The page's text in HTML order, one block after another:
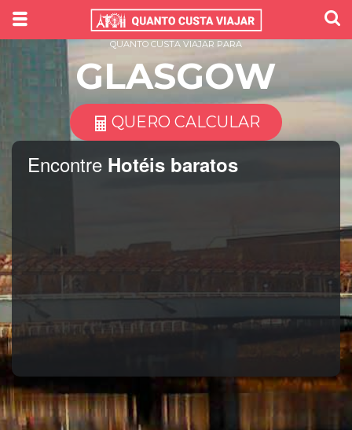
Encontre Hotéis baratos
QUANTO CUSTA VIAJAR PARA
GLASGOW
QUERO CALCULAR